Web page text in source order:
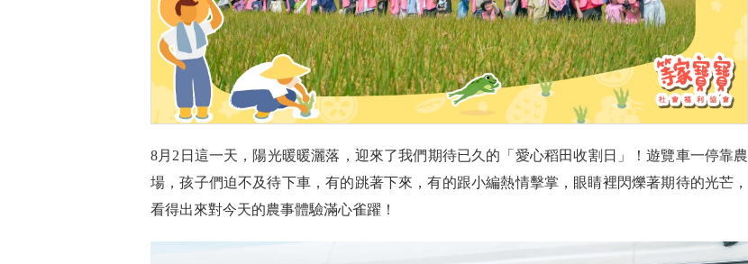
8月2日這一天，陽光暖暖灑落，迎來了我們期待已久的「愛心稻田收割日」！遊覽車一停靠農
場，孩子們迫不及待下車，有的跳著下來，有的跟小編熱情擊掌，眼睛裡閃爍著期待的光芒，
看得出來對今天的農事體驗滿心雀躍！